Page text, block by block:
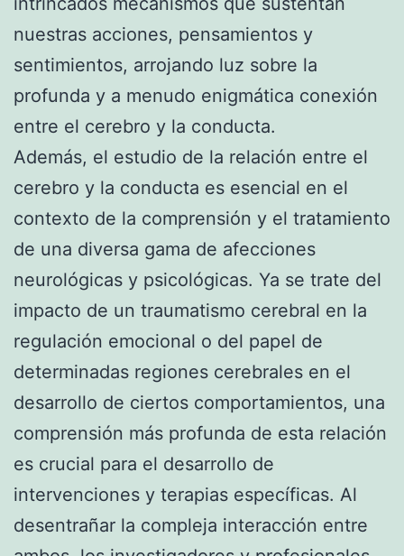
nuestras acciones, pensamientos y
sentimientos, arrojando luz sobre la
profunda y a menudo enigmática conexión
entre el cerebro y la conducta.
Además, el estudio de la relación entre el
cerebro y la conducta es esencial en el
contexto de la comprensión y el tratamiento
de una diversa gama de afecciones
neurológicas y psicológicas. Ya se trate del
impacto de un traumatismo cerebral en la
regulación emocional o del papel de
determinadas regiones cerebrales en el
desarrollo de ciertos comportamientos, una
comprensión más profunda de esta relación
es crucial para el desarrollo de
intervenciones y terapias específicas. Al
desentrañar la compleja interacción entre